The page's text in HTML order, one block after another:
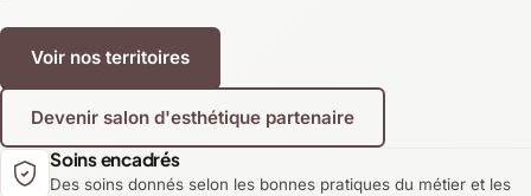
Voir nos territoires
Devenir salon d'esthétique partenaire
Soins encadrés
Des soins donnés selon les bonnes pratiques du métier et les